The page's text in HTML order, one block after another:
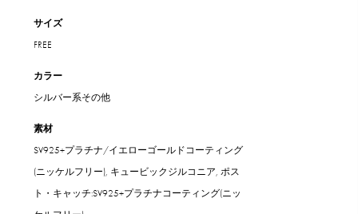
サイズ
FREE
カラー
シルバー系その他
素材
SV925+プラチナ/イエローゴールドコーティング
(ニッケルフリー), キュービックジルコニア, ポス
ト・キャッチ:SV925+プラチナコーティング(ニッ